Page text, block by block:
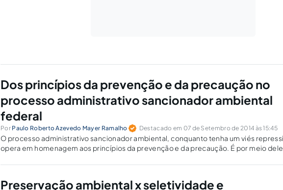
Dos princípios da prevenção e da precaução no
processo administrativo sancionador ambiental
federal
Por Paulo Roberto Azevedo Mayer Ramalho Destacado em 07 de Setembro de 2014 às 15:45
O processo administrativo sancionador ambiental, conquanto tenha um viés
opera em homenagem aos princípios da prevenção e da precaução. É por meio
medidas acautelatórias.
Preservação ambiental x seletividade e